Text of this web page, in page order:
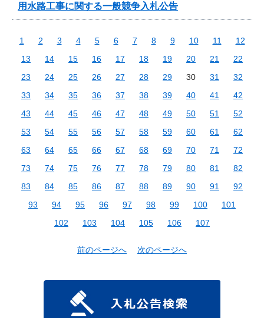
用水路工事に関する一般競争入札公告
1 2 3 4 5 6 7 8 9 10 11
12
13
14 15 16 17 18 19 20 21
22
23
24 25 26 27 28 29 30 31
32
33
34 35 36 37 38 39 40 41
42
43
44 45 46 47 48 49 50 51
52
53
54 55 56 57 58 59 60 61
62
63
64 65 66 67 68 69 70 71
72
73
74 75 76 77 78 79 80 81
82
83
84 85 86 87 88 89 90 91
92
93
94 95 96 97 98 99 100
101
102
103 104 105 106 107
前のページへ 次のページへ